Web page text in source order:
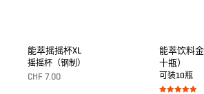
能萃摇摇杯XL
摇摇杯（钢制）
CHF 7.00
能萃饮料
十瓶）
可装10瓶